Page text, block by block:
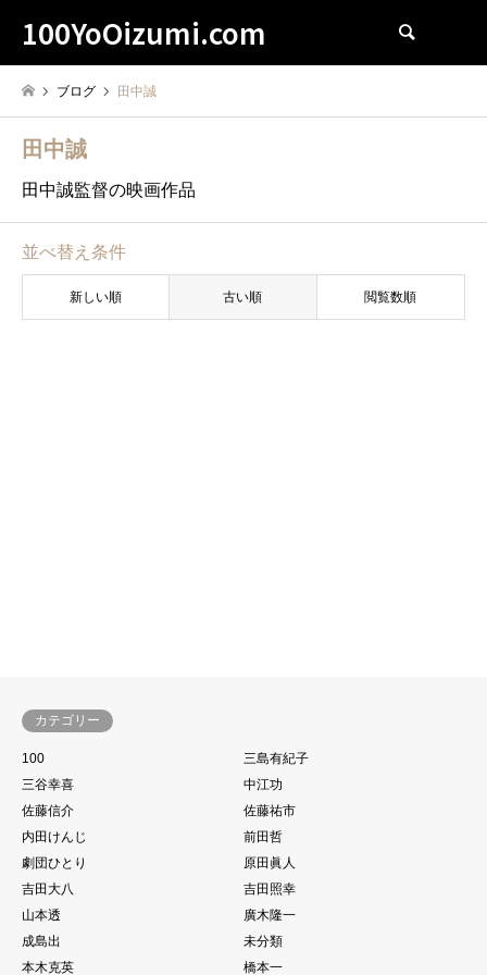
100YoOizumi.com
ブログ 田中誠
田中誠
田中誠監督の映画作品
並べ替え条件
新しい順 古い順 閲覧数順
カテゴリー
100
三島有紀子
三谷幸喜
中江功
佐藤信介
佐藤祐市
内田けんじ
前田哲
劇団ひとり
原田眞人
吉田大八
吉田照幸
山本透
廣木隆一
成島出
未分類
本木克英
橋本一